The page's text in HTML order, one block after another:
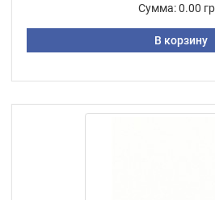
Сумма: 0.00
В корзину